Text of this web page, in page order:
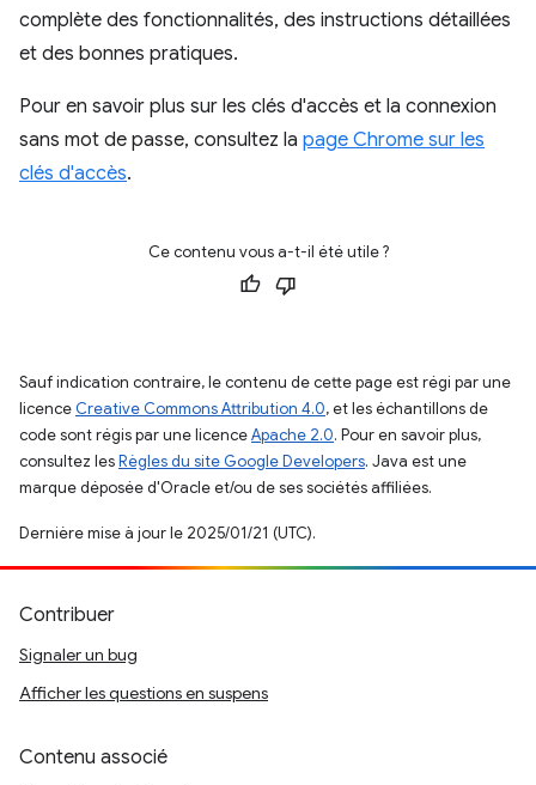
complète des fonctionnalités, des instructions détaillées
et des bonnes pratiques.
Pour en savoir plus sur les clés d'accès et la connexion
sans mot de passe, consultez la page Chrome sur les
clés d'accès.
Ce contenu vous a-t-il été utile ?
Sauf indication contraire, le contenu de cette page est régi par une
licence Creative Commons Attribution 4.0, et les échantillons de
code sont régis par une licenceApache 2.0. Pour en savoir plus,
consultez lesRègles du site Google Developers. Java est une
marque déposée d'Oracle et/ou de ses sociétés affiliées.
Dernière mise à jour le 2025/01/21 (UTC).
Contribuer
Signaler un bug
Afficher les questions en suspens
Contenu associé